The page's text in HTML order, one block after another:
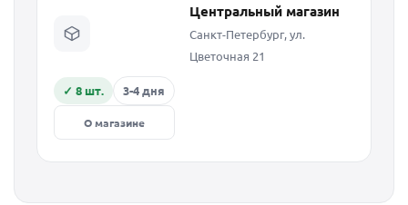
Центральный магазин
Санкт-Петербург, ул.
Цветочная 21
✓ 8 шт. 3-4 дня
О магазине